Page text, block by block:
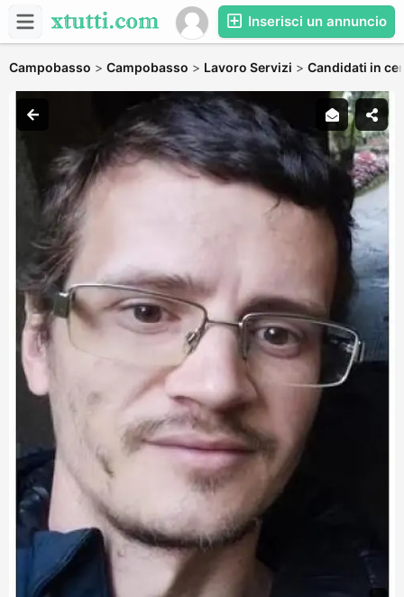
Inserisci un annuncio
Campobasso > Campobasso > Lavoro Servizi > Candidati in